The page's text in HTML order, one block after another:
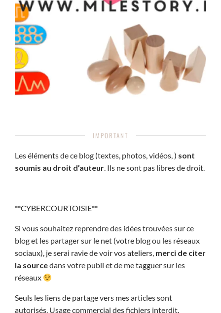
IMPORTANT
Les éléments de ce blog (textes, photos, vidéos, ) sont
soumis au droit d’auteur. Ils ne sont pas libres de droit.
**CYBERCOURTOISIE**
Si vous souhaitez reprendre des idées trouvées sur ce
blog et les partager sur le net (votre blog ou les réseaux
sociaux), je serai ravie de voir vos ateliers, merci de citer
la sourcedans votre publi et de me tagguer sur les
réseaux
Seuls les liens de partage vers mes articles sont
autorisés. Usage commercial des fichiers interdit,